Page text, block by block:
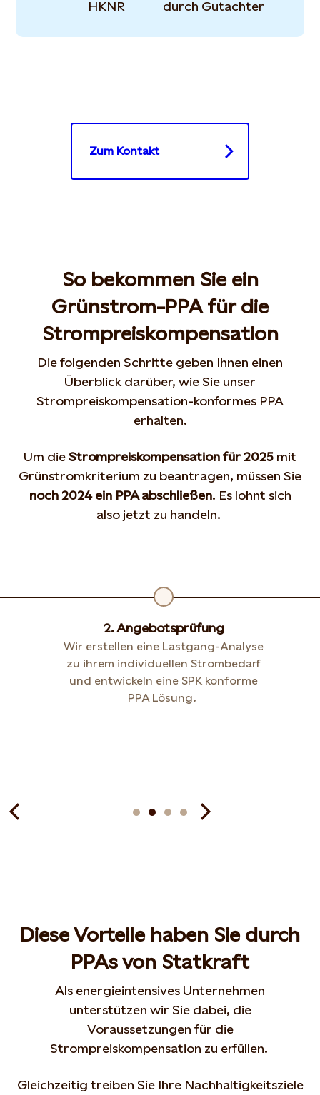
HKNR durch Gutachter
Zum Kontakt
So bekommen Sie ein
Grünstrom-PPA für die
Strompreiskompensation
Die folgenden Schritte geben Ihnen einen
Überblick darüber, wie Sie unser
Strompreiskompensation-konformes PPA
erhalten.
Um die Strompreiskompensation für 2025 mit
Grünstromkriterium zu beantragen, müssen Sie
noch 2024 ein PPA abschließen. Es lohnt sich
also jetzt zu handeln.
2. Angebotsprüfung
Wir erstellen eine Lastgang-Analyse
zu ihrem individuellen Strombedarf
und entwickeln eine SPK konforme
PPA Lösung.
Diese Vorteile haben Sie durch
PPAs von Statkraft
Als energieintensives Unternehmen
unterstützen wir Sie dabei, die
Voraussetzungen für die
Strompreiskompensation zu erfüllen.
Gleichzeitig treiben Sie Ihre Nachhaltigkeitsziele